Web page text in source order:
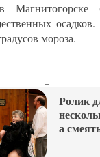
осадков.
мороза.
Ролик
а